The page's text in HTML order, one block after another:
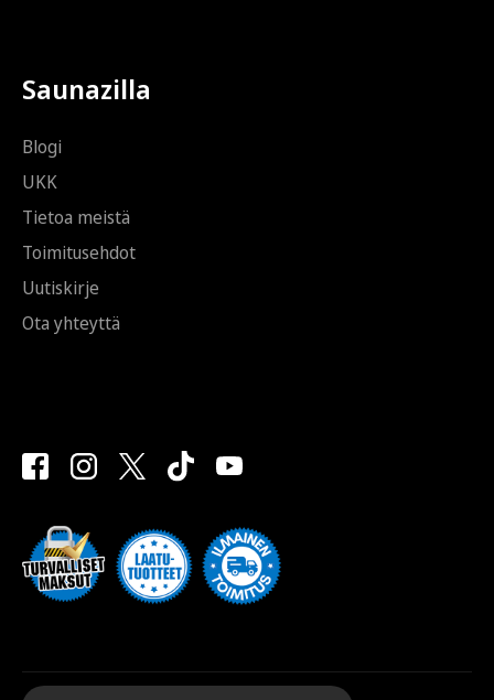
Saunazilla
Blogi
UKK
Tietoa meistä
Toimitusehdot
Uutiskirje
Ota yhteyttä